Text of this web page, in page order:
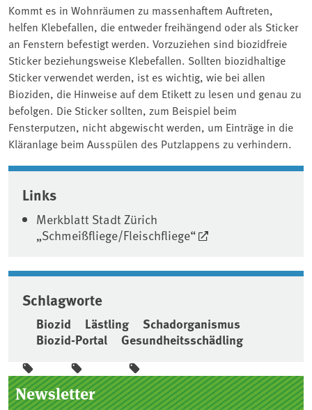
Kommt es in Wohnräumen zu massenhaftem Auftreten,
helfen Klebefallen, die entweder freihängend oder als Sticker
an Fenstern befestigt werden. Vorzuziehen sind biozidfreie
Sticker beziehungsweise Klebefallen. Sollten biozidhaltige
Sticker verwendet werden, ist es wichtig, wie bei allen
Bioziden, die Hinweise auf dem Etikett zu lesen und genau zu
befolgen. Die Sticker sollten, zum Beispiel beim
Fensterputzen, nicht abgewischt werden, um Einträge in die
Kläranlage beim Ausspülen des Putzlappens zu verhindern.
Associated content
Links
Merkblatt Stadt Zürich
„Schmeißfliege/Fleischfliege“
Schlagworte
Biozid Lästling
Schadorganismus
Biozid-Portal
Gesundheitsschädling
Seitenleiste
Newsletter